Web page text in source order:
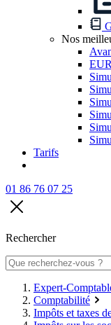
Nos
Tarifs
01 86 76 07 25
Rechercher
Expert-
Comptabilité
Impôts et taxes